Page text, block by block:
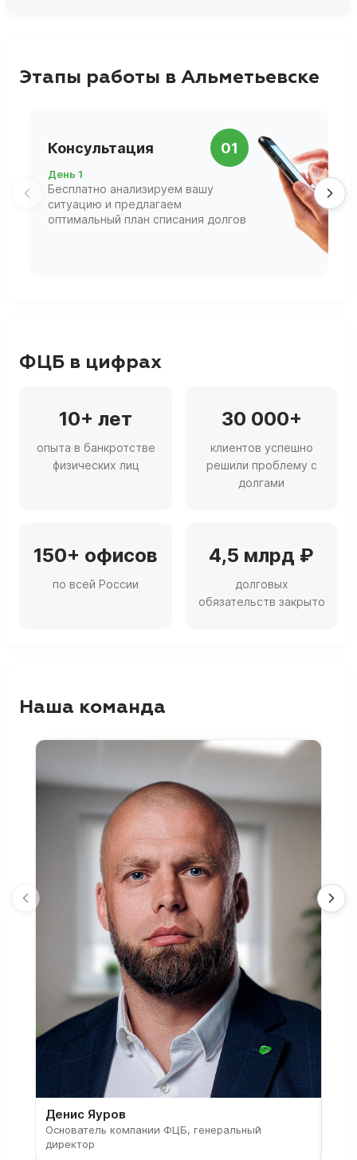
Этапы работы в Альметьевске
Консультация 01
День 1
Бесплатно анализируем вашу
ситуацию и предлагаем
оптимальный план списания долгов
ФЦБ в цифрах
10+ лет
опыта в банкротстве
физических лиц
30 000+
клиентов успешно
решили проблему с
долгами
150+ офисов
по всей России
4,5 млрд ₽
долговых
обязательств закрыто
Наша команда
Денис Яуров
Основатель компании ФЦБ, генеральный
директор